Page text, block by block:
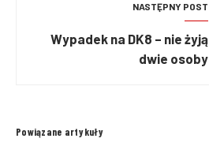
NASTĘPNY POST
Wypadek na DK8 – nie żyją
dwie osoby
Powiązane artykuły